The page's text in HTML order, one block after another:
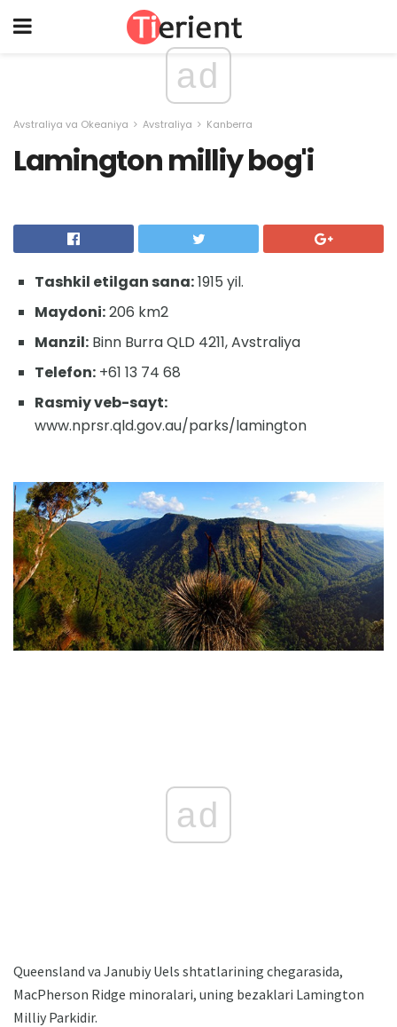
ad
Avstraliya va Okeaniya Avstraliya Kanberra
Lamington milliy bog'i
Tashkil etilgan sana:1915 yil.
Maydoni:206 km2
Manzil: Binn Burra QLD 4211, Avstraliya
Telefon: +61 13 74 68
Rasmiy veb-sayt:
www.nprsr.qld.gov.au/parks/lamington
ad
Queensland va Janubiy Uels shtatlarining chegarasida,
MacPherson Ridge minoralari, uning bezaklari Lamington
Milliy Parkidir.